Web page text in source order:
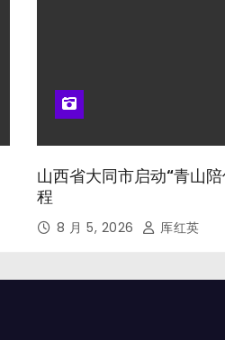
山西省大同市启动“青山
程
8 月 5, 2026 厍红英